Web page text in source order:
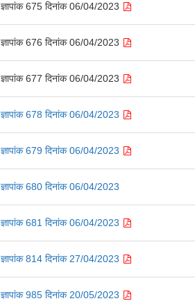
ज्ञापांक 675 दिनांक 06/04/2023
ज्ञापांक 676 दिनांक 06/04/2023
ज्ञापांक 677 दिनांक 06/04/2023
ज्ञापांक 678 दिनांक 06/04/2023
ज्ञापांक 679 दिनांक 06/04/2023
ज्ञापांक 680 दिनांक 06/04/2023
ज्ञापांक 681 दिनांक 06/04/2023
ज्ञापांक 814 दिनांक 27/04/2023
ज्ञापांक 985 दिनांक 20/05/2023